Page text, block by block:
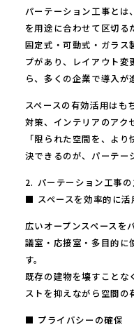
パーテーション工事とは
を用途に合わせて区切る
固定式・可動式・ガラス
プがあり、レイアウト変
ら、多くの企業で導入が
スペースの有効活用はも
対策、インテリアのアク
「限られた空間を、よ
決できるのが、パーテー
2. パーテーション工事
■ スペースを効率的に活
広いオープンスペースを
議室・応接室・多目的に
す。
既存の建物を壊すことな
ストを抑えながら空間の
■ プライバシーの確保